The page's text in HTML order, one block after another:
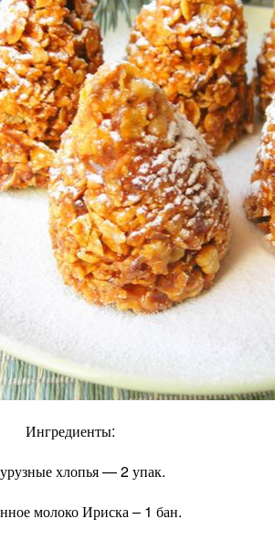
Ингредиенты:
хлопья — 2 упак.
молоко Ириска – 1 бан.